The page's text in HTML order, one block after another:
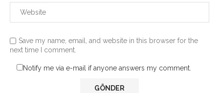
Save my name, email, and website in this browser for the
next time I comment.
Notify me via e-mail if anyone answers my comment.